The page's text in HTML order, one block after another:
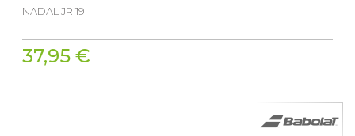
NADAL JR 19
37,95 €